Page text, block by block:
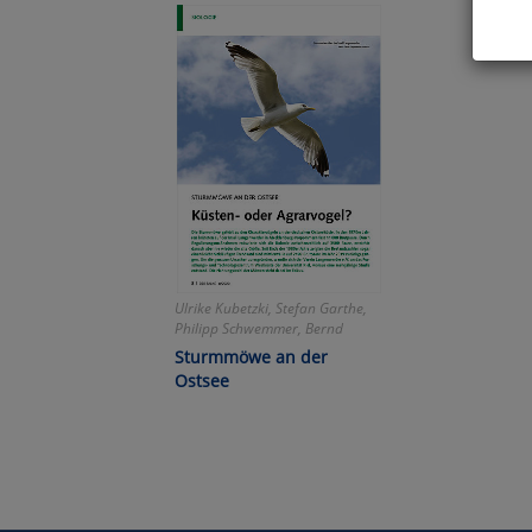
Ulrike Kubetzki, Stefan Garthe,
Philipp Schwemmer, Bernd
Heinze
Sturmmöwe an der
Ostsee